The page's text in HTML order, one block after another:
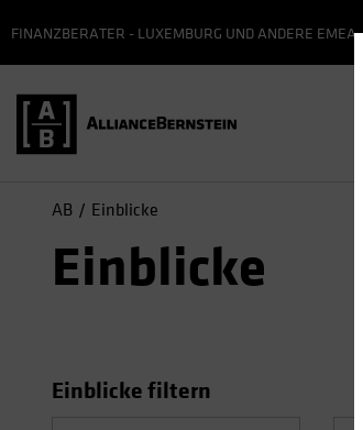
FINANZBERATER - LUXEMBURG UND ANDERE
AB Einblicke
Einblicke
Einblicke filtern